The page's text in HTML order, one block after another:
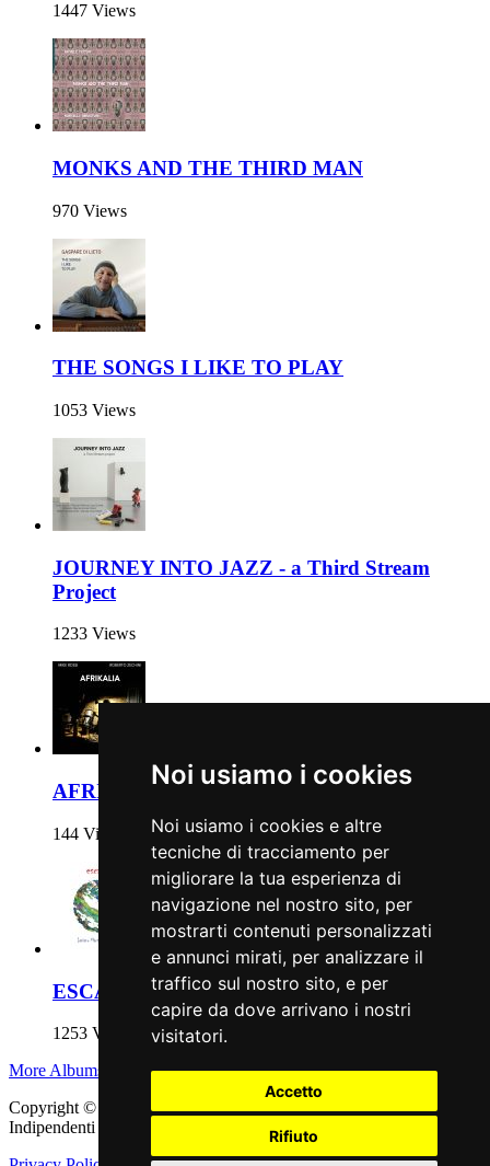
Noi usiamo i cookies
Noi usiamo i cookies e altre
tecniche di tracciamento per
migliorare la tua esperienza di
navigazione nel nostro sito, per
mostrarti contenuti personalizzati
e annunci mirati, per analizzare il
traffico sul nostro sito, e per
capire da dove arrivano i nostri
visitatori.
Accetto
Rifiuto
1447 Views
MONKS AND THE THIRD MAN
970 Views
THE SONGS I LIKE TO PLAY
1053 Views
JOURNEY INTO JAZZ - a Third Stream
Project
1233 Views
AFRIKALIA
144 Views
ESCAPE
1253 Views
More Albums
Copyright © 2011 - 2026 adEIdJ - Associazione delle Etichette
Indipendenti di Jazz. All Rights Reserved.